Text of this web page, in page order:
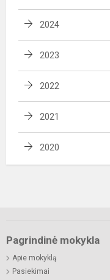
2024
2023
2022
2021
2020
Pagrindinė mokykla
Apie mokyklą
Pasiekimai